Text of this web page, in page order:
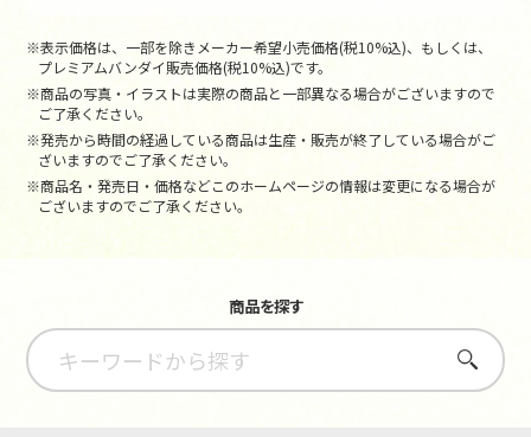
※表示価格は、一部を除きメーカー希望小売価格(税10%込)、もしくは、
プレミアムバンダイ販売価格(税10%込)です。
※商品の写真・イラストは実際の商品と一部異なる場合がございますので
ご了承ください。
※発売から時間の経過している商品は生産・販売が終了している場合がご
ざいますのでご了承ください。
※商品名・発売日・価格などこのホームページの情報は変更になる場合が
ございますのでご了承ください。
商品を探す
さがす